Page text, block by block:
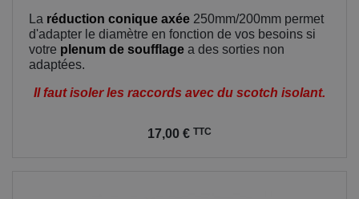
La réduction conique axée 250mm/200mm permet
d'adapter le diamètre en fonction de vos besoins si
votre plenum de soufflage a des sorties non
adaptées.
Il faut isoler les raccords avec du scotch isolant.
17,00 € TTC